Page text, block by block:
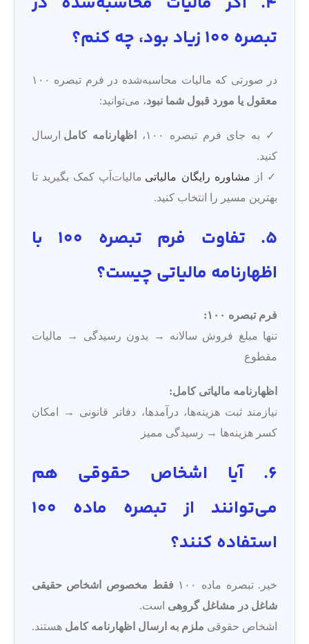
تبصره ۱۰۰ زیاد بود، چه کنم؟
در صورتی که مالیات محاسبه‌شده در فرم تبصره ۱۰۰
معقول یا مورد قبول شما نبود، می‌توانید:
✓ به جای فرم تبصره ۱۰۰، اظهارنامه کامل ارسال
کنید.
✓ از مشاوره رایگان مالیاتی مالیات‌اَپ کمک بگیرید تا
بهترین مسیر را انتخاب کنید.
5. تفاوت فرم تبصره ۱۰۰ با
اظهارنامه مالیاتی چیست؟
فرم تبصره ۱۰۰:
تنها مبلغ فروش سالانه → بدون رسیدگی → مالیات
مقطوع
اظهارنامه مالیاتی کامل:
نیازمند ثبت هزینه‌ها، درآمدها، دفاتر قانونی → امکان
کسر هزینه‌ها → رسیدگی ممیز
6. آیا اشخاص حقوقی هم
می‌توانند از تبصره ماده 100
استفاده کنند؟
خیر. تبصره ماده ۱۰۰
فقط مخصوص اشخاص حقیقی
شاغل در مشاغل گروهی است.
اشخاص حقوقی ملزم به ارسال اظهارنامه کامل هستند.